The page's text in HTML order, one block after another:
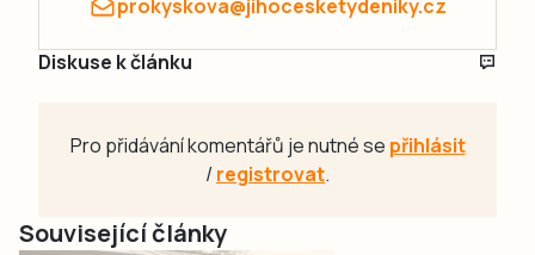
prokyskova@jihocesketydeniky.cz
Diskuse k článku
Pro přidávání komentářů je nutné se přihlásit
/registrovat.
Související články